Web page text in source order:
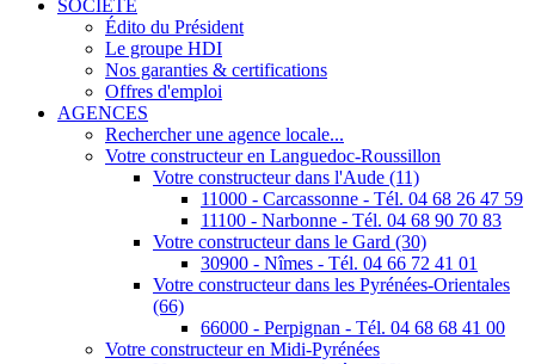
SOCIÉTÉ
Édito du Président
Le groupe HDI
Nos garanties & certifications
Offres d'emploi
AGENCES
Rechercher une agence locale...
Votre constructeur en Languedoc-Roussillon
Votre constructeur dans l'Aude (11)
11000 - Carcassonne - Tél. 04 68 26 47 59
11100 - Narbonne - Tél. 04 68 90 70 83
Votre constructeur dans le Gard (30)
30900 - Nîmes - Tél. 04 66 72 41 01
Votre constructeur dans les Pyrénées-Orientales
(66)
66000 - Perpignan - Tél. 04 68 68 41 00
Votre constructeur en Midi-Pyrénées